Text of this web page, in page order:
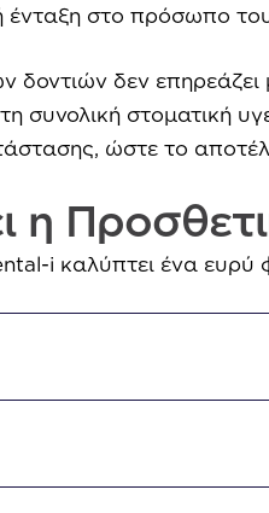
ένταξη στο πρόσωπο
δοντιών δεν
συνολική στοματική
ώστε το
η
i καλύπτει ένα